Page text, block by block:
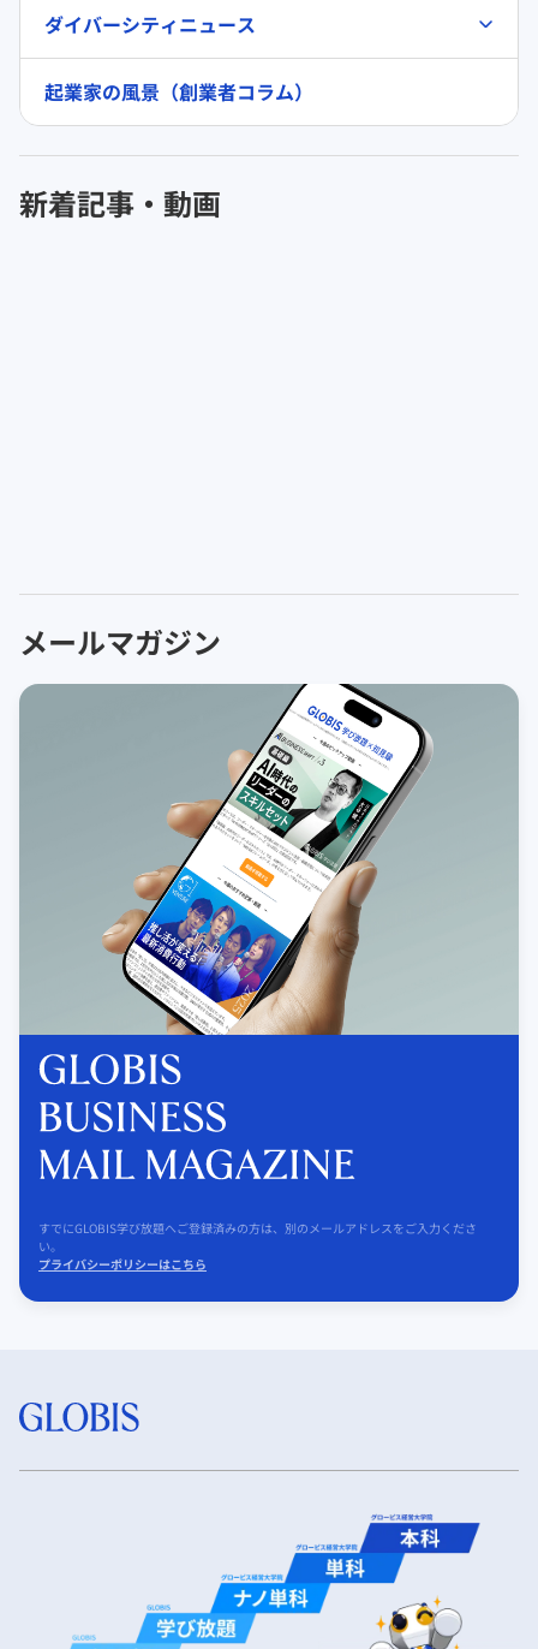
ダイバーシティニュース
起業家の風景（創業者コラム）
新着記事・動画
メールマガジン
すでにGLOBIS学び放題へご登録済みの方は、別のメールアドレスをご入力くださ
い。
プライバシーポリシーはこちら